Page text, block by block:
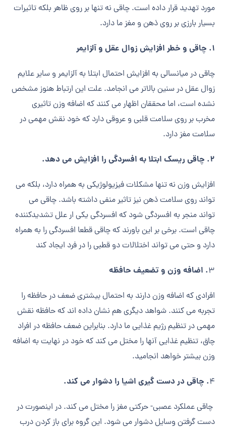
مورد تهدید قرار داده است. چاقی نه تنها بر روی ظاهر بلکه تاثیرات
بسیار بارزی بر روی ذهن و مغز ما دارد.
۱. چاقی و خطر افزایش زوال عقل و آلزایمر
چاقی در میانسالی به افزایش احتمال ابتلا به آلزایمر و سایر علایم
زوال عقل در سنین بالاتر می انجامد. علت این ارتباط هنوز مشخص
نشده است، اما محققان اظهار می کنند که اضافه وزن تاثیری
مخرب بر روی سلامت قلبی و عروقی دارد که خود نقش مهمی در
سلامت مغز دارد.
۲. چاقی ریسک ابتلا به افسردگی را افزایش می دهد.
افزایش وزن نه تنها مشکلات فیزیولوژیکی به همراه دارد، بلکه می
تواند روی سلامت ذهن نیز تاثیر منفی داشته باشد. چاقی می
تواند منجر به افسردگی شود که افسردگی یکی ار علل تشدیدکننده
چاقی است. برخی بر این باورند که چاقی قطعا افسردگی را به همراه
دارد و حتی می تواند اختلالات دو قطبی را در فرد ایجاد کند
۳. اضافه وزن و تضعیف حافظه
افرادی که اضافه وزن دارند به احتمال بیشتری ضعف در حافظه را
تجربه می کنند. شواهد دیگری هم نشان داده اند که حافظه نقش
مهمی در تنظیم رژیم غذایی ما دارد. بنابراین ضعف حافظه در افراد
چاق، تنظیم غذایی آنها را مختل می کند که خود در نهایت به اضافه
وزن بیشتر خواهد انجامید.
۴. چاقی در دست گیری اشیا را دشوار می کند.
چاقی عملکرد عصبی- حرکتی مغز را مختل می کند. در اینصورت در
دست گرفتن وسایل دشوار می شود. این گروه برای باز کردن درب